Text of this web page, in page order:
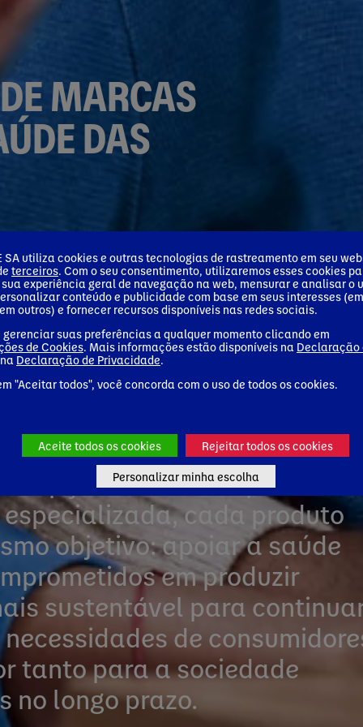
MARCAS
DAS
conectadas do que nunca.
as pessoas se alimentam,
a nos adaptar.
é o mais saudável do setor,
países e consumido por
do mundo.
opções à base de plantas
especializada, cada produto
objetivo: apoiar a saúde
em produzir
sustentável para
necessidades de
tanto para a sociedade
no longo prazo.
SA utiliza cookies e outras tecnologias de rastreamento em seu
terceiros. Com o seu consentimento, utilizaremos esses cookies
experiência geral de navegação na web, mensurar e analisar o
conteúdo e publicidade com base em seus interesses
outros) e fornecer recursos disponíveis nas redes sociais.
gerenciar suas preferências a qualquer momento clicando em
de Cookies. Mais informações estão disponíveis na Declaração
Declaração de Privacidade.
"Aceitar todos", você concorda com o uso de todos os cookies.
Aceite todos os cookies Rejeitar todos os cookies
Personalizar minha escolha